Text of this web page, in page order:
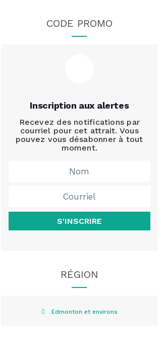
CODE PROMO
Inscription aux alertes
Recevez des notifications par
courriel pour cet attrait. Vous
pouvez vous désabonner à tout
moment.
S'INSCRIRE
RÉGION
Edmonton et environs